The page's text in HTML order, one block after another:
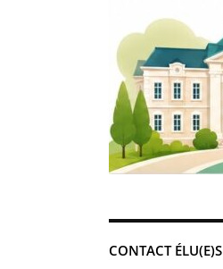
CONTACT ÉLU(E)S